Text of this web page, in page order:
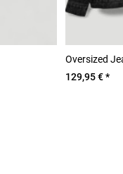
Oversized
129,95 € *